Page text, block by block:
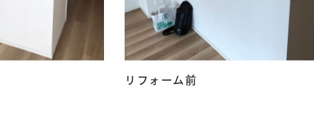
リフォーム前